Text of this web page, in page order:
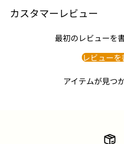
カスタマーレビュー
最初のレビューを
レビューを
アイテムが見つ